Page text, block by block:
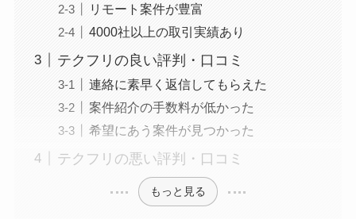
リモート案件が豊富
4000社以上の取引実績あり
テクフリの良い評判・口コミ
連絡に素早く返信してもらえた
案件紹介の手数料が低かった
希望にあう案件が見つかった
テクフリの悪い評判・口コミ
もっと見る